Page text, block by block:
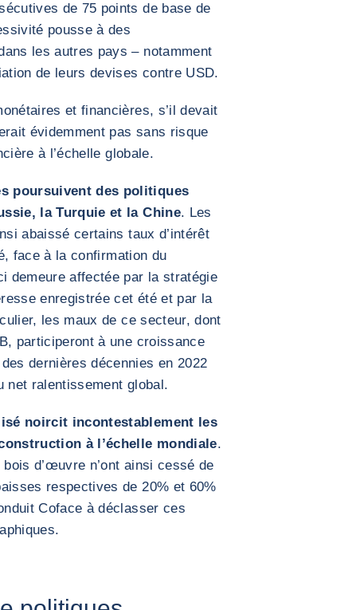
de 75 points de base de
pousse à des
les autres pays – notamment
de leurs devises contre USD.
et financières, s’il devait
évidemment pas sans risque
à l’échelle globale.
poursuivent des politiques
la Turquie et la Chine. Les
abaissé certains taux d’intérêt
face à la confirmation du
demeure affectée par la stratégie
enregistrée cet été et par la
les maux de ce secteur, dont
participeront à une croissance
dernières décennies en 2022
net ralentissement global.
noircit incontestablement les
à l’échelle mondiale.
d’œuvre n’ont ainsi cessé de
respectives de 20% et 60%
Coface à déclasser ces